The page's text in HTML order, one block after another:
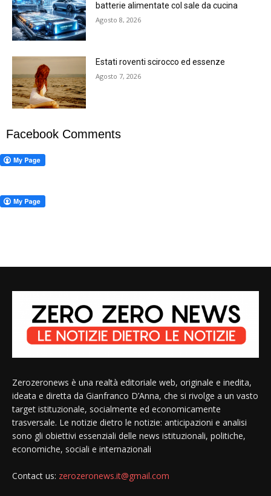
batterie alimentate col sale da cucina
Agosto 8, 2026
Estati roventi scirocco ed essenze
Agosto 7, 2026
Facebook Comments
Zerozeronews è una realtà editoriale web, originale e inedita,
ideata e diretta da Gianfranco D’Anna, che si rivolge a un vasto
target istituzionale, socialmente ed economicamente
trasversale. Le notizie dietro le notizie: anticipazioni e analisi
sono gli obiettivi essenziali delle news istituzionali, politiche,
economiche, sociali e internazionali
Contact us: zerozeronews.it@gmail.com